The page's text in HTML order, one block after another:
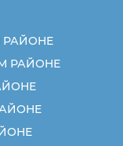
РАЙОНЕ
РАЙОНЕ